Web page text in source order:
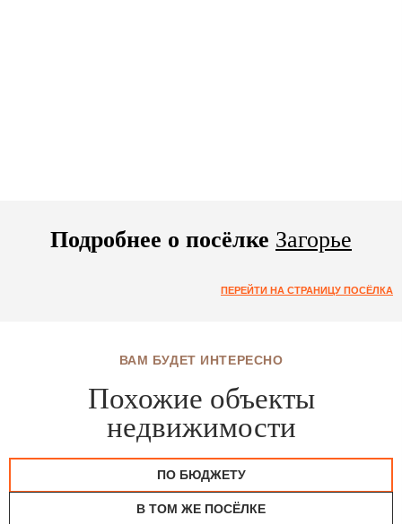
Подробнее о посёлке Загорье
ПЕРЕЙТИ НА СТРАНИЦУ ПОСЁЛКА
ВАМ БУДЕТ ИНТЕРЕСНО
Похожие объекты
недвижимости
ПО БЮДЖЕТУ
В ТОМ ЖЕ ПОСЁЛКЕ